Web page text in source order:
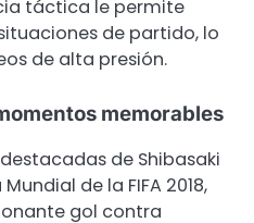
táctica le permite
de partido, lo
de alta presión.
memorables
de Shibasaki
de la FIFA 2018,
gol contra